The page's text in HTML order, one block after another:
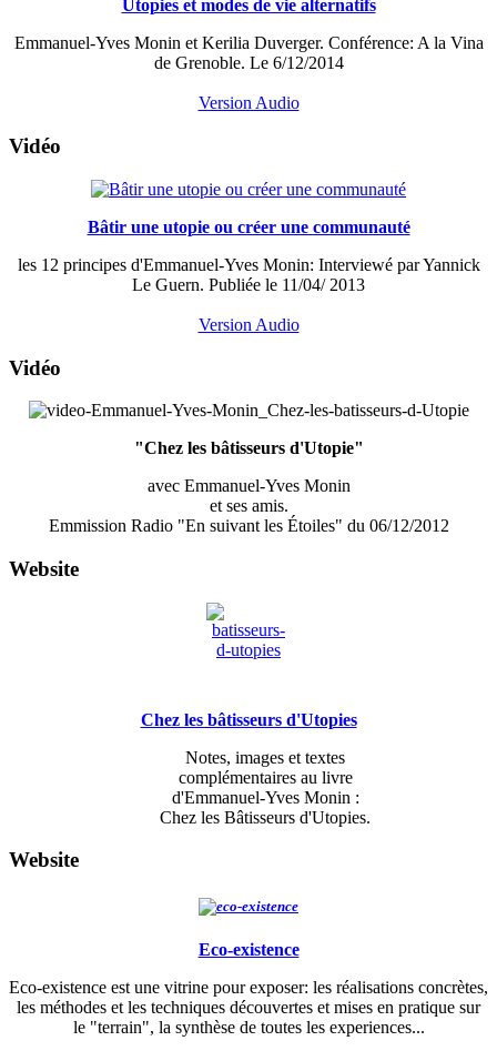
Utopies et modes de vie alternatifs
Emmanuel-Yves Monin et Kerilia Duverger. Conférence: A la Vina
de Grenoble. Le 6/12/2014
Version Audio
Vidéo
Bâtir une utopie ou créer une communauté
les 12 principes d'Emmanuel-Yves Monin: Interviewé par Yannick
Le Guern. Publiée le 11/04/ 2013
Version Audio
Vidéo
"Chez les bâtisseurs d'Utopie"
avec Emmanuel-Yves Monin
et ses amis.
Emmission Radio "En suivant les Étoiles" du 06/12/2012
Website
Chez les bâtisseurs d'Utopies
Notes, images et textes
complémentairesau livre
d'Emmanuel-Yves Monin :
Chez les Bâtisseurs d'Utopies.
Website
Eco-existence
Eco-existence est une vitrine pour exposer: les réalisations concrètes,
les méthodes et les techniques découvertes et mises en pratique sur
le "terrain", la synthèse de toutes les experiences...